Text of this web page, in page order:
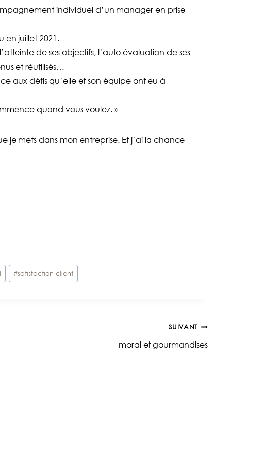
individuel d’un manager en prise
en juillet 2021.
de ses objectifs, l’auto évaluation de ses
et réutilisés…
aux défis qu’elle et son équipe ont eu à
quand vous voulez. »
je mets dans mon entreprise. Et j’ai la chance
#satisfaction client
SUIVANT
moral et gourmandises